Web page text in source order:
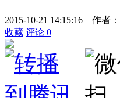
2015-10-21 14:15:16 作者：
收藏 评论 0